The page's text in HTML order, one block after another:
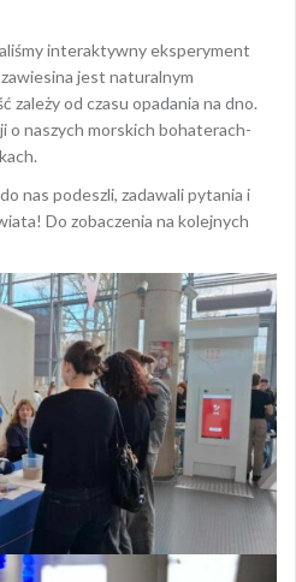
interaktywny eksperyment
jest naturalnym
od czasu opadania na dno.
o naszych morskich bohaterach-
nas podeszli, zadawali pytania i
Do zobaczenia na kolejnych